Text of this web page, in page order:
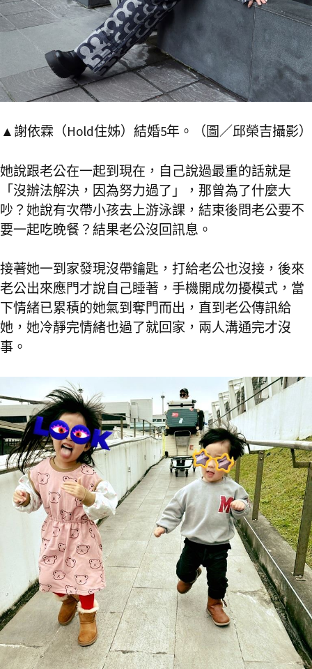
▲謝依霖（Hold住姊）結婚5年。（圖／邱榮吉攝影）
她說跟老公在一起到現在，自己說過最重的話就是
「沒辦法解決，因為努力過了」，那曾為了什麼大
吵？她說有次帶小孩去上游泳課，結束後問老公要不
要一起吃晚餐？結果老公沒回訊息。
接著她一到家發現沒帶鑰匙，打給老公也沒接，後來
老公出來應門才說自己睡著，手機開成勿擾模式，當
下情緒已累積的她氣到奪門而出，直到老公傳訊給
她，她冷靜完情緒也過了就回家，兩人溝通完才沒
事。